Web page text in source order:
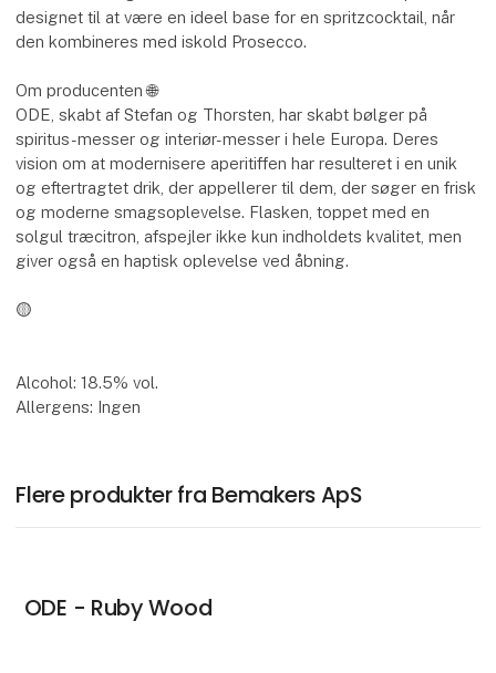
designet til at være en ideel base for en spritzcocktail, når
den kombineres med iskold Prosecco.
Om producenten 🌐
ODE, skabt af Stefan og Thorsten, har skabt bølger på
spiritus-messer og interiør-messer i hele Europa. Deres
vision om at modernisere aperitiffen har resulteret i en unik
og eftertragtet drik, der appellerer til dem, der søger en frisk
og moderne smagsoplevelse. Flasken, toppet med en
solgul træcitron, afspejler ikke kun indholdets kvalitet, men
giver også en haptisk oplevelse ved åbning.
🟡
Alcohol: 18.5% vol.
Allergens: Ingen
Flere produkter fra Bemakers ApS
ODE - Ruby Wood